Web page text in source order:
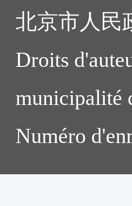
北京市人民
Droits
municipalité
Numéro